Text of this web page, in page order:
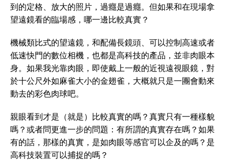
到的定格、放大的照片，過癮是過癮。但如果和在現場拿
望遠鏡看的臨場感，哪一邊比較真實？
機械類比式的望遠鏡，和配備長鏡頭、可以控制高速或者
低速快門的數位相機，也都是高科技的產品，並非肉眼本
身。如果我光靠肉眼，即使戴上一般的近視遠視眼鏡，對
於十公尺外如麻雀大小的金翅雀，大概就只是一團會動來
動去的彩色肉球吧。
親眼看到才是（就是）比較真實的嗎？真實只有一種樣貌
嗎？或者問更進一步的問題：有所謂的真實存在嗎？如果
有的話，那樣的真實，是如肉眼等感官可以企及的嗎？是
高科技裝置可以捕捉的嗎？